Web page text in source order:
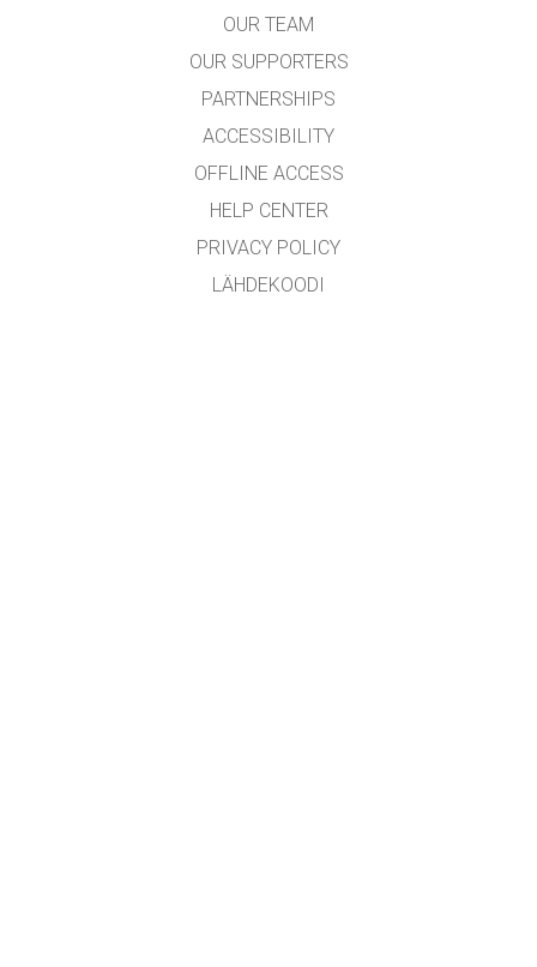
OUR TEAM
OUR SUPPORTERS
PARTNERSHIPS
ACCESSIBILITY
OFFLINE ACCESS
HELP CENTER
PRIVACY POLICY
LÄHDEKOODI